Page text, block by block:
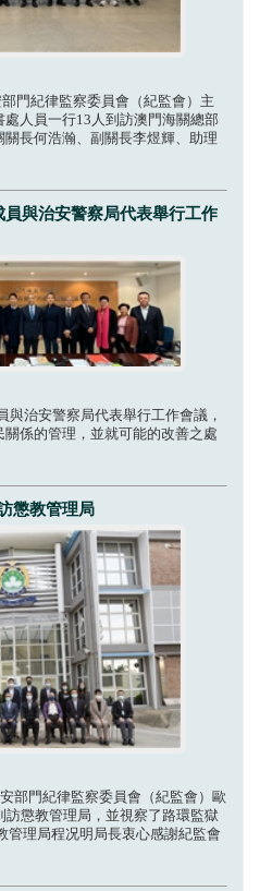
門紀律監察委員會（紀監會）主
人員一行13人到訪澳門海關總部
長何浩瀚、副關長李煜輝、助理
與治安警察局代表舉行工作
與治安警察局代表舉行工作會議，
係的管理，並就可能的改善之處
懲教管理局
部門紀律監察委員會（紀監會）歐
懲教管理局，並視察了路環監獄
管理局程况明局長衷心感謝紀監會